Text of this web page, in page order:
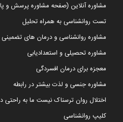
مشاوره آنلاین (صفحه مشاوره پرسش و
تست روانشناسی به همراه تحلیل
مشاوره روانشناسی و درمان های تضمینی
مشاوره تحصیلی و استعدادیابی
معجزه برای درمان افسردگی
مشاوره جنسی و لذت بیشتر در رابطه
اختلال روان ترسناک نیست ما به راحتی
کلیپ روانشناسی